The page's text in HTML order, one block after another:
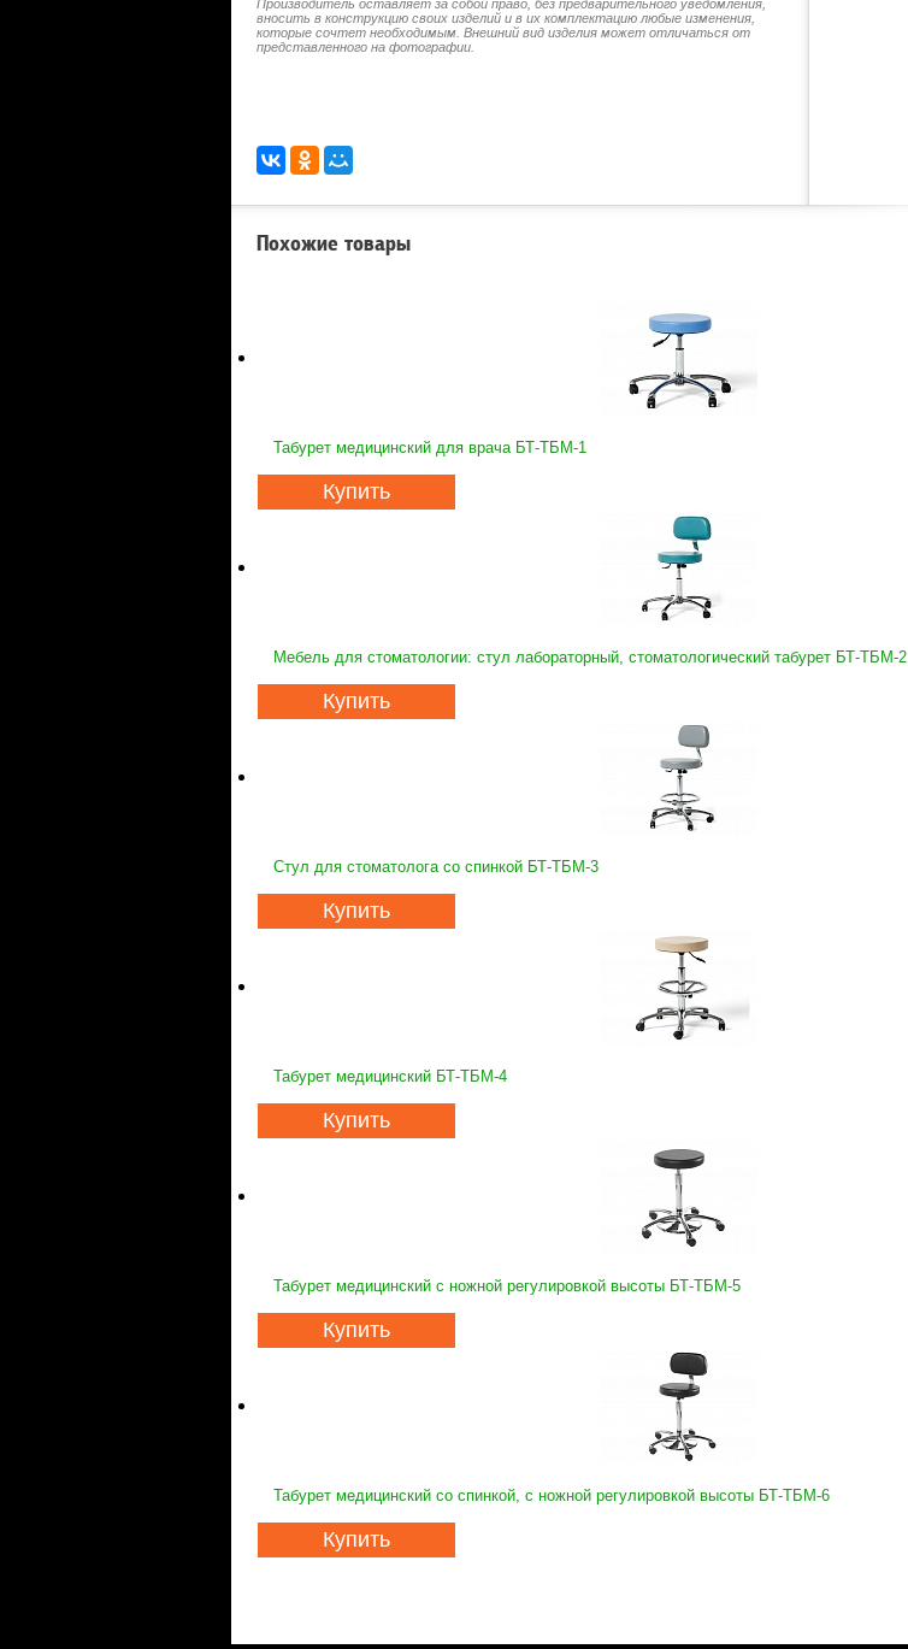
Производитель оставляет за собой право, без предварительного уведомления,
вносить в конструкцию своих изделий и в их комплектацию любые изменения,
которые сочтет необходимым. Внешний вид изделия может отличаться от
представленного на фотографии.
Похожие товары
Табурет медицинский для врача БТ-ТБМ-1
Купить
Мебель для стоматологии: стул лабораторный, стоматологический табурет БТ-ТБМ-2
Купить
Стул для стоматолога со спинкой БТ-ТБМ-3
Купить
Табурет медицинский БТ-ТБМ-4
Купить
Табурет медицинский с ножной регулировкой высоты БТ-ТБМ-5
Купить
Табурет медицинский со спинкой, с ножной регулировкой высоты БТ-ТБМ-6
Купить